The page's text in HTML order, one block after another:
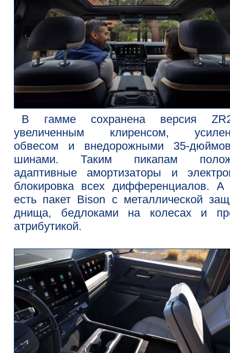
В гамме сохранена версия
увеличенным клиренсом,
обвесом и внедорожными 35-
шинами. Таким пикапам
адаптивные амортизаторы и
блокировка всех дифференциалов.
есть пакет Bison с металлической
днища, бедлоками на колесах и
атрибутикой.